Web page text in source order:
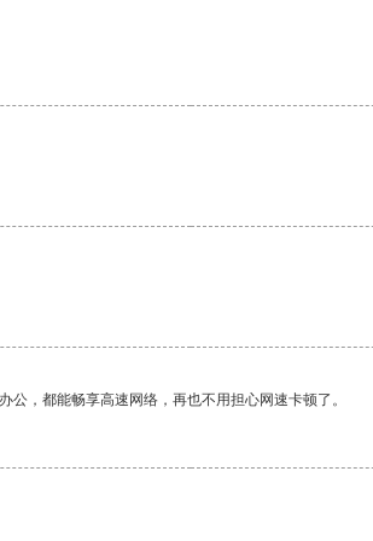
，都能畅享高速网络，再也不用担心网速卡顿了。